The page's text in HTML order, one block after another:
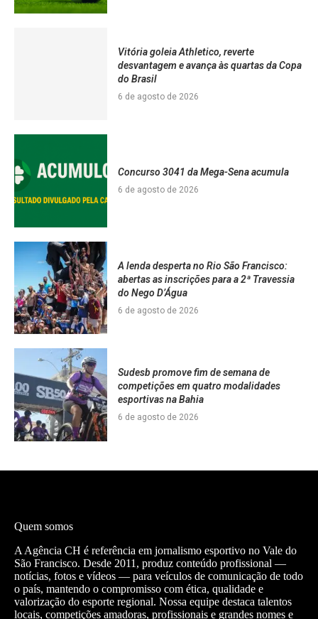
Vitória goleia Athletico, reverte
desvantagem e avança às quartas da Copa
do Brasil
6 de agosto de 2026
Concurso 3041 da Mega-Sena acumula
6 de agosto de 2026
A lenda desperta no Rio São Francisco:
abertas as inscrições para a 2ª Travessia
do Nego D’Água
6 de agosto de 2026
Sudesb promove fim de semana de
competições em quatro modalidades
esportivas na Bahia
6 de agosto de 2026
Quem somos
A Agência CH é referência em jornalismo esportivo no Vale do
São Francisco. Desde 2011, produz conteúdo profissional —
notícias, fotos e vídeos — para veículos de comunicação de todo
o país, mantendo o compromisso com ética, qualidade e
valorização do esporte regional. Nossa equipe destaca talentos
locais, competições amadoras, profissionais e grandes nomes e